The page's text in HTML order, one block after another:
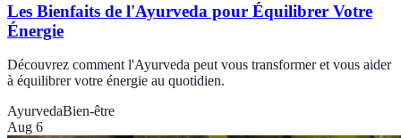
Les Bienfaits de l'Ayurveda pour Équilibrer Votre
Énergie
Découvrez comment l'Ayurveda peut vous transformer et vous aider
à équilibrer votre énergie au quotidien.
AyurvedaBien-être
Aug 6